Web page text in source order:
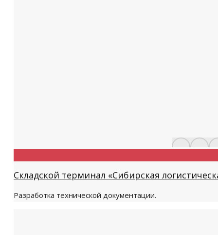
Складской терминал «Сибирская
Разработка технической документации.